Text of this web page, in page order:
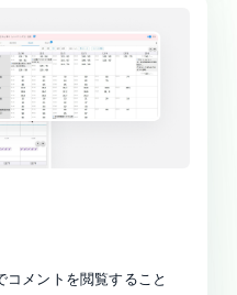
メントを閲覧すること